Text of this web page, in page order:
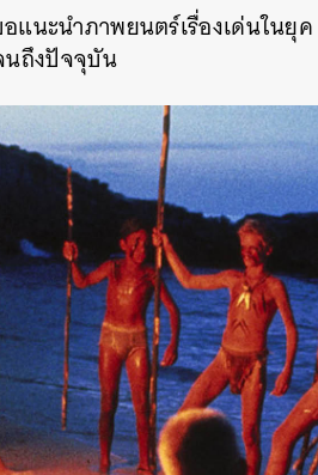
แนะนำภาพยนตร์เรื่องเด่นในยุค
นถึงปัจจุบัน